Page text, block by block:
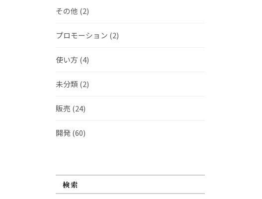
その他 (2)
プロモーション (2)
使い方 (4)
未分類 (2)
販売 (24)
開発(60)
検索